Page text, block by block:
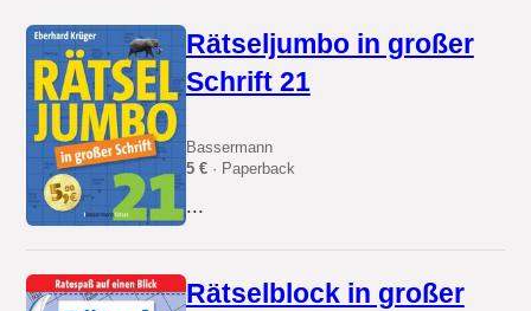
Rätseljumbo in großer
Schrift 21
Bassermann
5 €· Paperback
...
Rätselblock in großer